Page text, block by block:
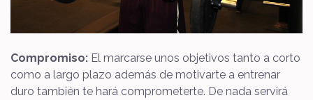
Compromiso: El marcarse unos objetivos tanto a corto
como a largo plazo además de motivarte a entrenar
duro también te hará comprometerte. De nada servirá